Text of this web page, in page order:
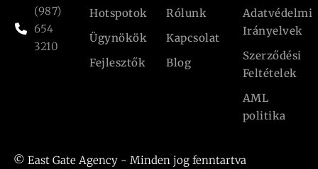
(987)
654
3210
Hotspotok
Ügynökök
Fejlesztők
Rólunk
Kapcsolat
Blog
Adatvédelmi
Irányelvek
Szerződési
Feltételek
AML
politika
© East Gate Agency - Minden jog fenntartva